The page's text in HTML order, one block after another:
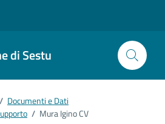
di Sestu
/ Documenti e Dati
/ Mura Igino CV